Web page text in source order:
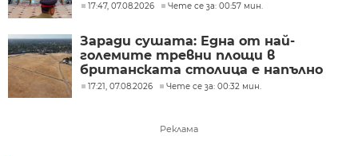
17:47, 07.08.2026 Чете се за: 00:57 мин.
Заради сушата: Една от най-
големите тревни площи в
британската столица е напълно
изгоряла
17:21, 07.08.2026 Чете се за: 00:32 мин.
Реклама